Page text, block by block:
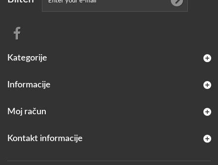
Kategorije
Informacije
Moj račun
Kontakt informacije